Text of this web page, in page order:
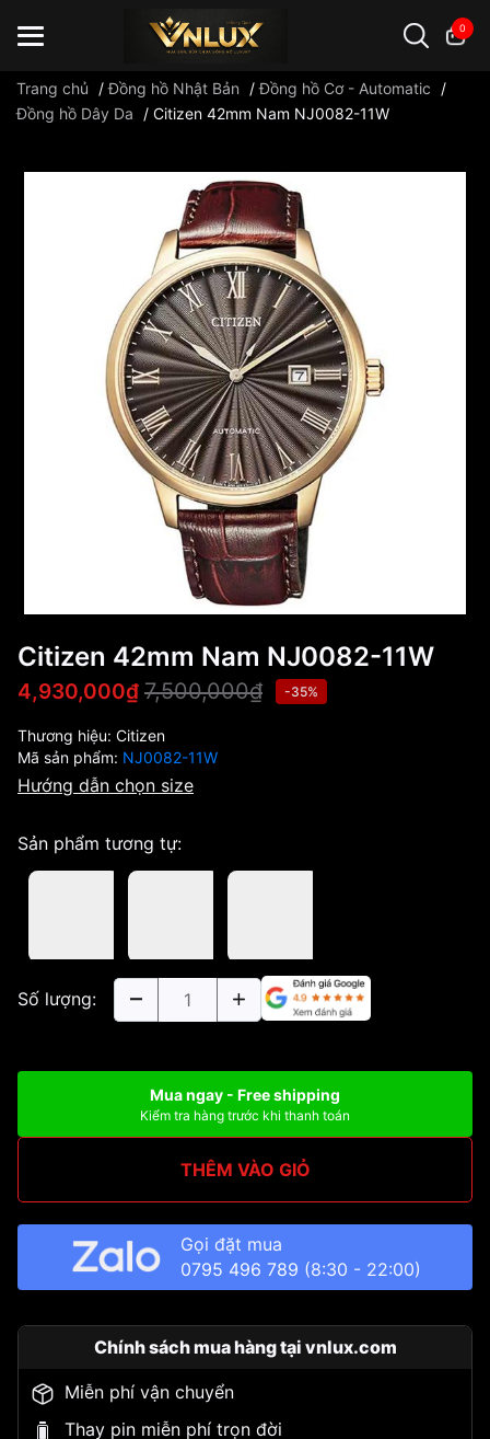
0
Trang chủ /Đồng hồ Nhật Bản /Đồng hồ Cơ - Automatic
/
Đồng hồ Dây Da
/ Citizen 42mm Nam NJ0082-11W
Citizen 42mm Nam NJ0082-11W
4,930,000₫ 7,500,000₫ -35%
Thương hiệu: Citizen
Mã sản phẩm: NJ0082-11W
Hướng dẫn chọn size
Sản phẩm tương tự:
Số lượng:
Mua ngay - Free shipping
Kiểm tra hàng trước khi thanh toán
THÊM VÀO GIỎ
Gọi đặt mua
0795 496 789 (8:30 - 22:00)
Chính sách mua hàng tại vnlux.com
Miễn phí vận chuyển
Thay pin miễn phí trọn đời